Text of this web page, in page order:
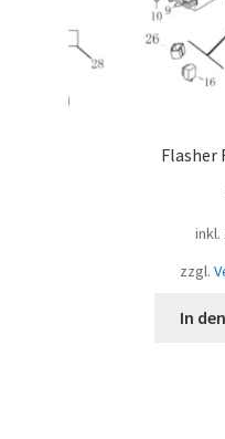
Flasher
inkl.
zzgl.
In